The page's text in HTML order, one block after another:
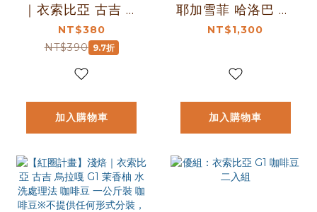
｜衣索比亞 古吉 烏
拉嘎 茉香柚 水洗處
理法 咖啡豆 半磅
(227g) ｜友善咖啡
啡
NT$380
NT$390 9.7折
加入購物車
耶加雪菲 哈洛巴 G1
水洗處理法 一公斤
任何形式分裝，僅
｜暖窩咖啡
NT$1,300
加入購物車